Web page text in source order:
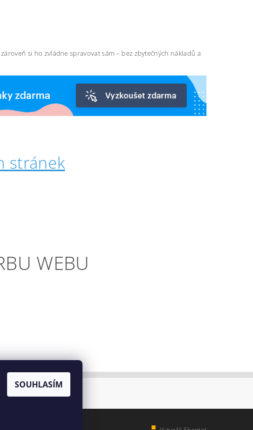
si ho zvládne spravovat sám – bez zbytečných nákladů a
stránek
WEBU
SOUHLASÍM